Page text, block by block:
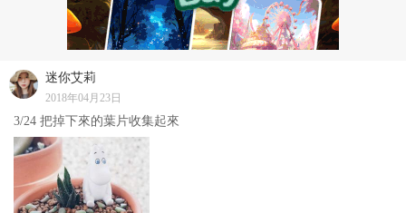
迷你艾莉
2018年04月23日
3/24 把掉下來的葉片收集起來